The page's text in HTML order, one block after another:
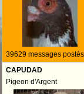
39629 messages postés
CAPUDAD
Pigeon d'Argent